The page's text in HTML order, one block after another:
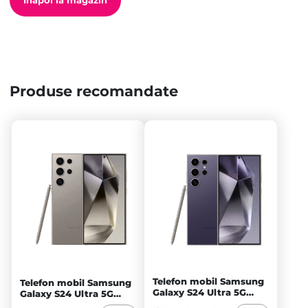
Produse recomandate
Telefon mobil Samsung
Galaxy S24 Ultra 5G
Telefon mobil Samsung
Galaxy S24 Ultra 5G